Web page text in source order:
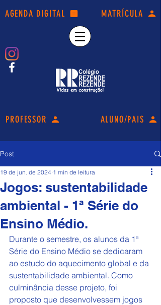
AGENDA DIGITAL MATRÍCULA
PROFESSOR ALUNO/PAIS
Post
Jogos: sustentabilidade
ambiental - 1ª Série do
Ensino Médio.
19 de jun. de 2024 1 min de leitura
Durante o semestre, os alunos da 1ª
Série do Ensino Médio se dedicaram
ao estudo do aquecimento global e da
sustentabilidade ambiental. Como
culminância desse projeto, foi
proposto que desenvolvessem jogos